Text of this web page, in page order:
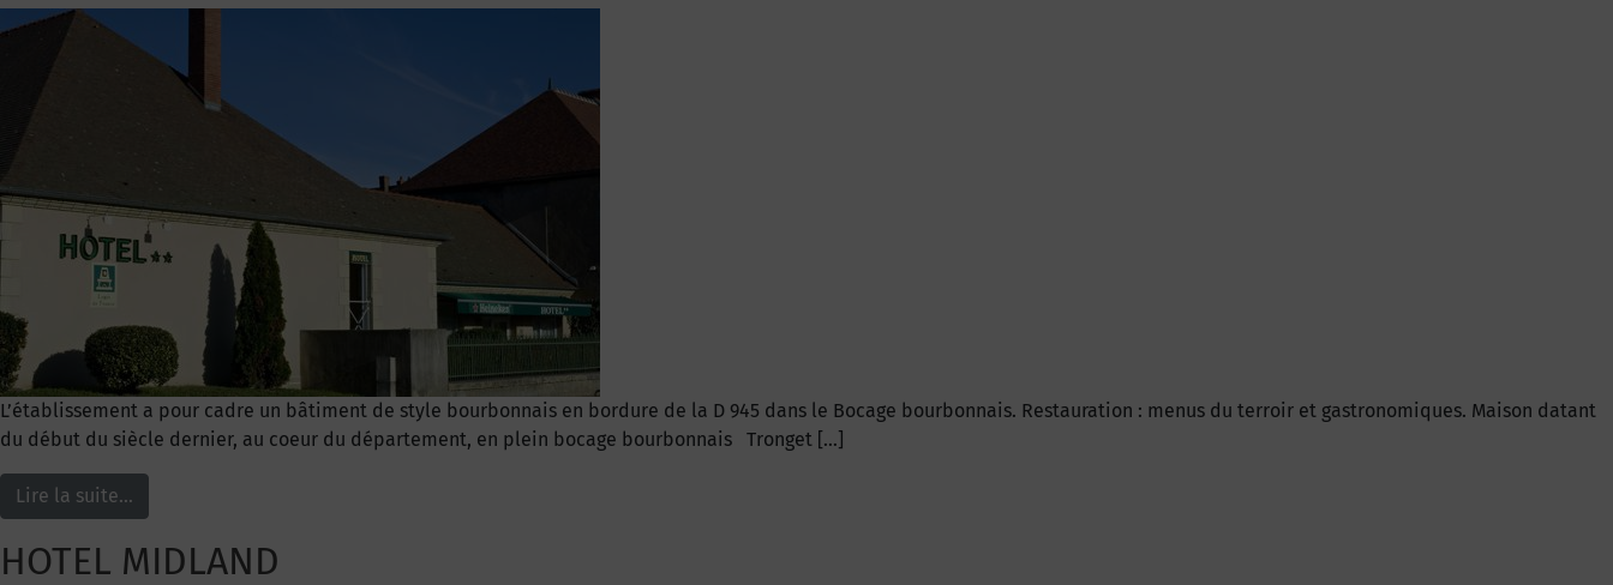
L’établissement a pour cadre un bâtiment de style bourbonnais en bordure de la D 945 dans le Bocage bourbonnais. Restauration : menus du terroir et gastronomiques. Maison datant
du début du siècle dernier, au coeur du département, en plein bocage bourbonnais Tronget […]
Lire la suite…
HOTEL MIDLAND